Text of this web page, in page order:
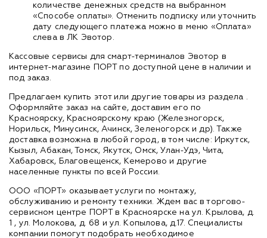
количестве денежных средств на выбранном
«Способе оплаты». Отменить подписку или уточнить
дату следующего платежа можно в меню «Оплата»
слева в ЛК Эвотор.
Кассовые сервисы для смарт-терминалов Эвотор в
интернет-магазине ПОРТ по доступной цене в наличии и
под заказ.
Предлагаем купить этот или другие товары из раздела .
Оформляйте заказ на сайте, доставим его по
Красноярску, Красноярскому краю (Железногорск,
Норильск, Минусинск, Ачинск, Зеленогорск и др). Также
доставка возможна в любой город, в том числе: Иркутск,
Кызыл, Абакан, Томск, Якутск, Омск, Улан-Удэ, Чита,
Хабаровск, Благовещенск, Кемерово и другие
населенные пункты по всей России.
ООО «ПОРТ» оказывает услуги по монтажу,
обслуживанию и ремонту техники. Ждем вас в торгово-
сервисном центре ПОРТ в Красноярске на ул. Крылова, д.
1 , ул. Молокова, д. 68 и ул. Копылова, д.17. Специалисты
компании помогут подобрать необходимое